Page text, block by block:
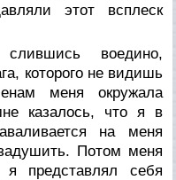
этот всплеск
воедино,
которого не видишь
меня окружала
казалось, что я в
на меня
Потом меня
представлял себя